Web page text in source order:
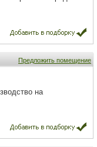
Предложить помещение
на